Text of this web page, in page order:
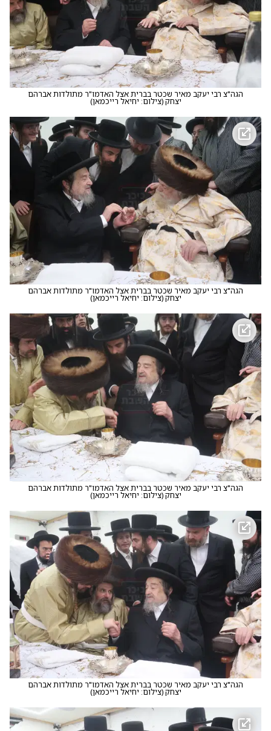
הגה"צ רבי יעקב מאיר שכטר בברית אצל האדמו"ר מתולדות אברהם
יצחק(צילום: יחיאל רייכמאן)
הגה"צ רבי יעקב מאיר שכטר בברית אצל האדמו"ר מתולדות אברהם
יצחק(צילום: יחיאל רייכמאן)
הגה"צ רבי יעקב מאיר שכטר בברית אצל האדמו"ר מתולדות אברהם
יצחק(צילום: יחיאל רייכמאן)
הגה"צ רבי יעקב מאיר שכטר בברית אצל האדמו"ר מתולדות אברהם
יצחק(צילום: יחיאל רייכמאן)